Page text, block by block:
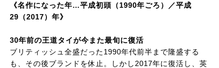
《名作になった年…平成初頭（1990年ごろ）／平成
29（2017）年》
30年前の王道タイが今また最旬に復活
ブリティッシュ全盛だった1990年代前半まで隆盛する
も、その後ブランドを休止。しかし2017年に復活し、英